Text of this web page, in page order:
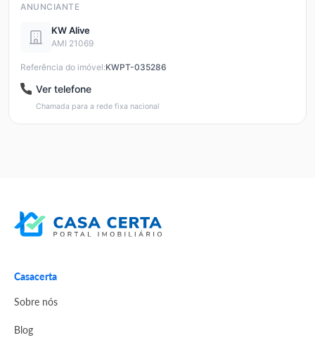
ANUNCIANTE
KW Alive
AMI 21069
Referência do imóvel:KWPT-035286
Ver telefone
Chamada para a rede fixa nacional
Casacerta
Sobre nós
Blog